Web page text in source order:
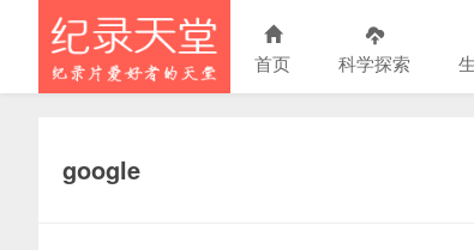
首页 科学探索
google